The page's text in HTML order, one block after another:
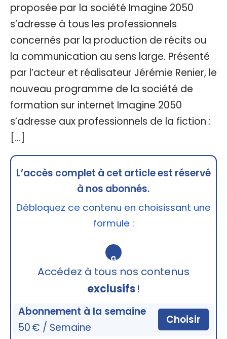
proposée par la société Imagine 2050
s’adresse à tous les professionnels
concernés par la production de récits ou
la communication au sens large. Présenté
par l’acteur et réalisateur Jérémie Renier, le
nouveau programme de la société de
formation sur internet Imagine 2050
s’adresse aux professionnels de la fiction :
[…]
L’accès complet à cet article est réservé
à nos abonnés.
Débloquez ce contenu en choisissant une
formule :
🔒
Accédez à tous nos contenus
exclusifs!
Abonnement à la semaine
50 € / Semaine
Choisir